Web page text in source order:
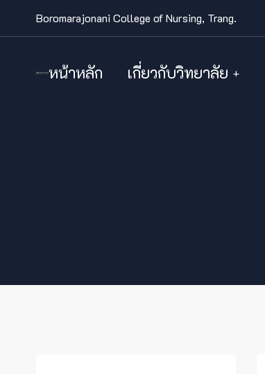
Boromarajonani College of Nursing, Trang.
หน้าหลัก เกี่ยวกับวิทยาลัย